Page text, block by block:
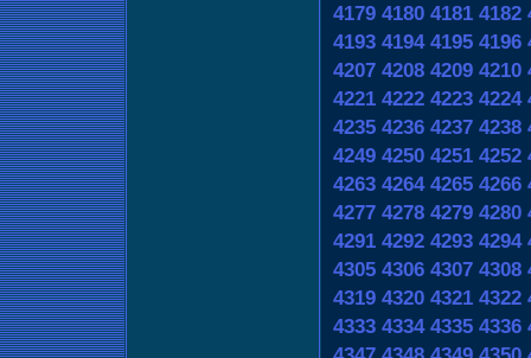
4179 4180 4181 4182
4193 4194 4195 4196
4207 4208 4209 4210
4221 4222 4223 4224
4235 4236 4237 4238
4249 4250 4251 4252
4263 4264 4265 4266
4277 4278 4279 4280
4291 4292 4293 4294
4305 4306 4307 4308
4319 4320 4321 4322
4333 4334 4335 4336